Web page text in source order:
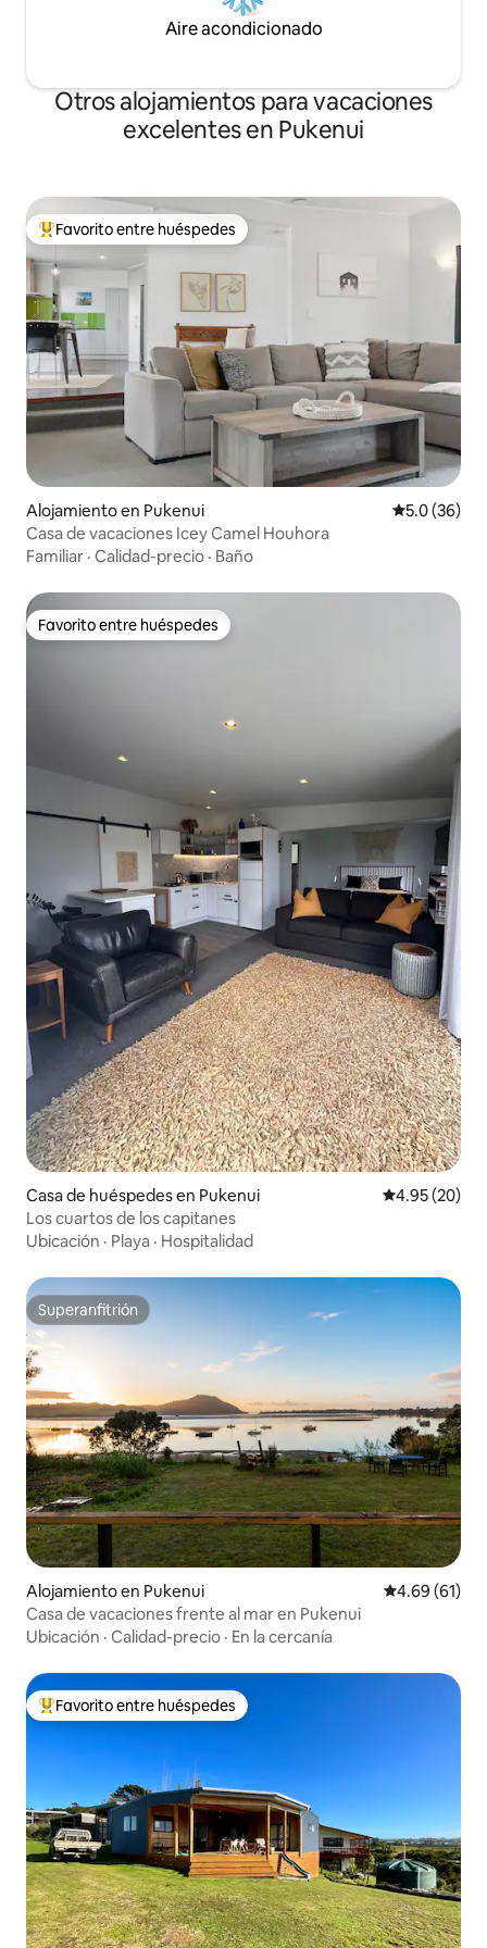
Aire acondicionado
Otros alojamientos para vacaciones
excelentes en Pukenui
Favorito entre huéspedes preferido
Favorito entre huéspedes
Alojamiento en Pukenui Calificación
5.0 (36)
Casa de vacaciones Icey Camel Houhora
Familiar · Calidad-precio · Baño
Favorito entre huéspedes
Favorito entre huéspedes
Casa de huéspedes en Pukenui Calificación
4.95 (20)
Los cuartos de los capitanes
Ubicación · Playa · Hospitalidad
Superanfitrión
Superanfitrión
Alojamiento en Pukenui Calificación
4.69 (61)
Casa de vacaciones frente al mar en Pukenui
Ubicación · Calidad-precio · En la cercanía
Favorito entre huéspedes preferido
Favorito entre huéspedes